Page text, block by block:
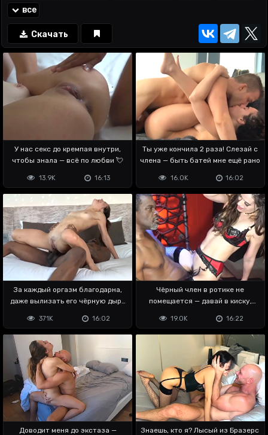
все
Скачать
У нас секс до кремпая внутри,
чтобы знала — всё по любви 💘
16:13
13.9K
Ты уже кончила 2 раза! Слезай с
члена — быть батей мне ещё рано
16:02
16.0K
За каждый оргазм благодарна,
даже вылизать его чёрную дыру
16:02
371K
Чёрный член в ротике не
помещается — давай в киску,
16:22
19.0K
Доводит меня до экстаза —
Знаешь, кто я? Лысый из Бразерс